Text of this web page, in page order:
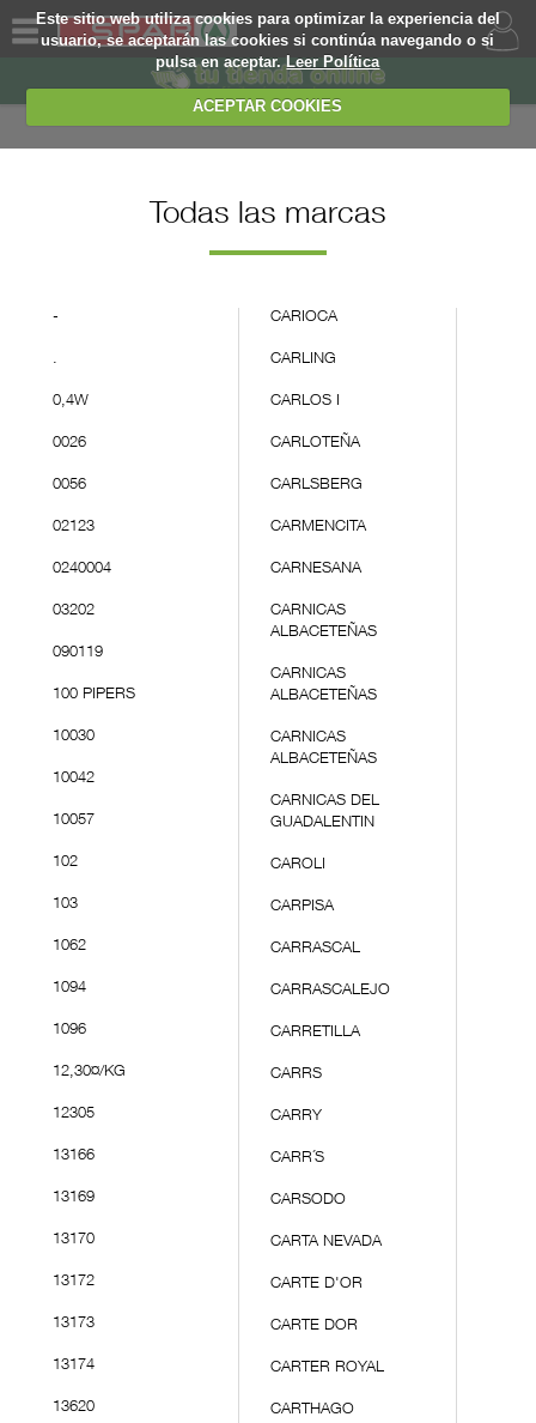
Este sitio web utiliza cookies para optimizar la experiencia del
usuario, se aceptarán las cookies si continúa navegando o si
pulsa en aceptar.Leer Política
ACEPTAR COOKIES
SOMOS
EJEMPLO
Todas las marcas
-
.
0,4W
0026
0056
02123
0240004
03202
090119
100 PIPERS
10030
10042
10057
102
103
1062
1094
1096
12,30¤/KG
12305
13166
13169
13170
13172
13173
13174
13620
CARIOCA
CARLING
CARLOS I
CARLOTEÑA
CARLSBERG
CARMENCITA
CARNESANA
CARNICAS
ALBACETEÑAS
CARNICAS
ALBACETEÑAS
CARNICAS
ALBACETEÑAS
CARNICAS DEL
GUADALENTIN
CAROLI
CARPISA
CARRASCAL
CARRASCALEJO
CARRETILLA
CARRS
CARRY
CARR´S
CARSODO
CARTA NEVADA
CARTE D'OR
CARTE DOR
CARTER ROYAL
CARTHAGO